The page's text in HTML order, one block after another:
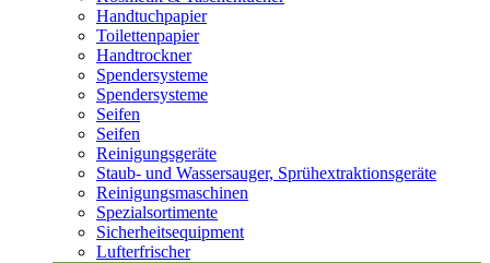
Handtuchpapier
Toilettenpapier
Handtrockner
Spendersysteme
Spendersysteme
Seifen
Seifen
Reinigungsgeräte
Staub- und Wassersauger, Sprühextraktionsgeräte
Reinigungsmaschinen
Spezialsortimente
Sicherheitsequipment
Lufterfrischer